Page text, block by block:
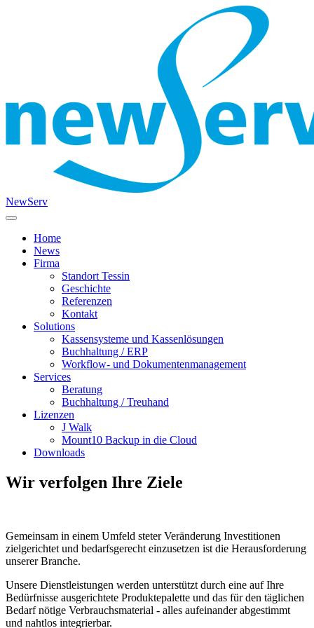
NewServ
Home
News
Firma
Standort Tessin
Geschichte
Referenzen
Kontakt
Solutions
Kassensysteme und Kassenlösungen
Buchhaltung / ERP
Workflow- und Dokumentenmanagement
Services
Beratung
Buchhaltung / Treuhand
Lizenzen
J Walk
Mount10 Backup in die Cloud
Downloads
Wir verfolgen Ihre Ziele
Gemeinsam in einem Umfeld steter Veränderung Investitionen
zielgerichtet und bedarfsgerecht einzusetzen ist die Herausforderung
unserer Branche.
Unsere Dienstleistungen werden unterstützt durch eine auf Ihre
Bedürfnisse ausgerichtete Produktepalette und das für den täglichen
Bedarf nötige Verbrauchsmaterial - alles aufeinander abgestimmt
und nahtlos integrierbar.